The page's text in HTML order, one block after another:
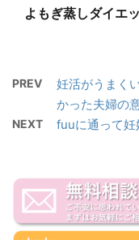
よもぎ蒸しダイエ
PREV
妊活がうまく
かった夫婦の
NEXT fuuに通って妊